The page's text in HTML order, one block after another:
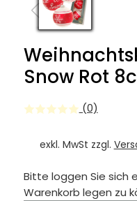
Snow Rot
(0)
exkl. MwSt zzgl.
Bitte loggen Sie sich
Warenkorb legen zu